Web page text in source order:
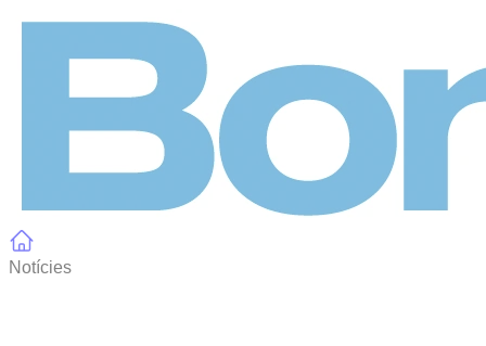
Notícies